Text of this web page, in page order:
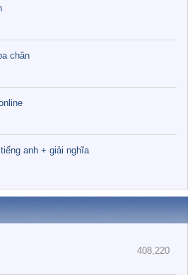
chân
anh + giải nghĩa
408,220